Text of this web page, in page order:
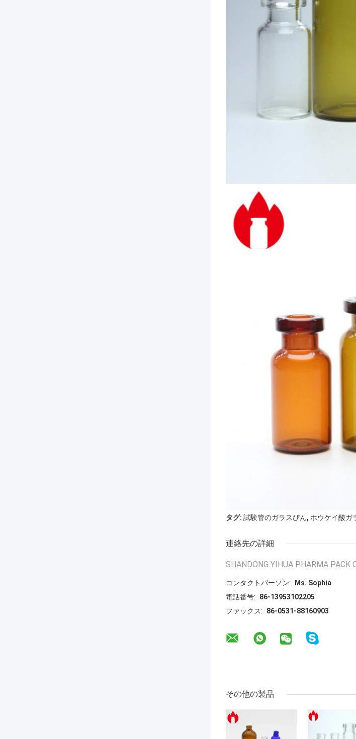
タグ: 試験管のガラスびん, ホウケイ酸ガ
連絡先の詳細
SHANDONG YIHUA PHARMA PACK
コンタクトパーソン:
Ms. Sophia
電話番号:
86-13953102205
ファックス:
86-0531-88160903
その他の製品